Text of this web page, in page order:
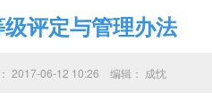
评定与管理办法
2017-06-12 10:26 编辑： 成忱